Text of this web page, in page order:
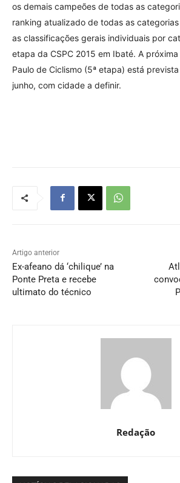
os demais campeões de todas as
ranking atualizado de todas as
as classificações gerais individuais por
etapa da CSPC 2015 em Ibaté. A
Paulo de Ciclismo (5ª etapa) está
junho, com cidade a definir.
Artigo anterior
Ex-afeano dá ‘chilique’ na
Ponte Preta e recebe
ultimato do técnico
Redação